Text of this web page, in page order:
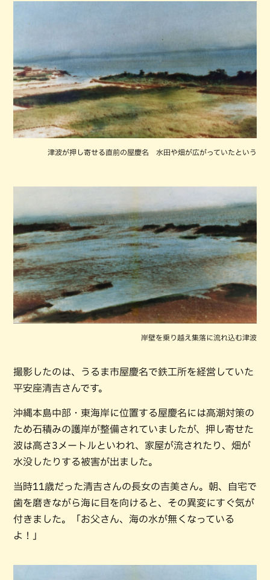
津波が押し寄せる直前の屋慶名 水田や畑が広がっていたという
岸壁を乗り越え集落に流れ込む津波
撮影したのは、うるま市屋慶名で鉄工所を経営していた
平安座清吉さんです。
沖縄本島中部・東海岸に位置する屋慶名には高潮対策の
ため石積みの護岸が整備されていましたが、押し寄せた
波は高さ3メートルといわれ、家屋が流されたり、畑が
水没したりする被害が出ました。
当時11歳だった清吉さんの長女の吉美さん。朝、自宅で
歯を磨きながら海に目を向けると、その異変にすぐ気が
付きました。「お父さん、海の水が無くなっている
よ！」